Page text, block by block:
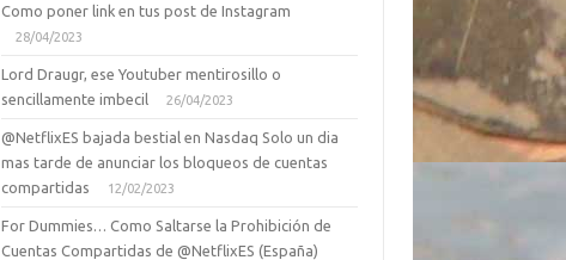
Como poner link en tus post de Instagram
28/04/2023
Lord Draugr, ese Youtuber mentirosillo o
sencillamente imbecil
26/04/2023
@NetflixES bajada bestial en Nasdaq Solo un dia
mas tarde de anunciar los bloqueos de cuentas
compartidas
12/02/2023
For Dummies… Como Saltarse la Prohibición de
Cuentas Compartidas de @NetflixES (España)